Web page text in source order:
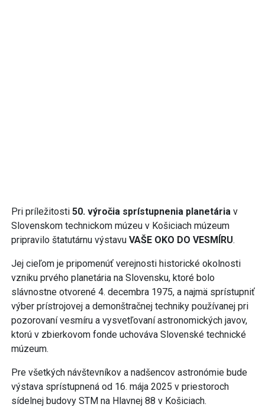
Pri príležitosti 50. výročia sprístupnenia planetária v
Slovenskom technickom múzeu v Košiciach múzeum
pripravilo štatutárnu výstavu VAŠE OKO DO VESMÍRU.
Jej cieľom je pripomenúť verejnosti historické okolnosti
vzniku prvého planetária na Slovensku, ktoré bolo
slávnostne otvorené 4. decembra 1975, a najmä sprístupniť
výber prístrojovej a demonštračnej techniky používanej pri
pozorovaní vesmíru a vysvetľovaní astronomických javov,
ktorú v zbierkovom fonde uchováva Slovenské technické
múzeum.
Pre všetkých návštevníkov a nadšencov astronómie bude
výstava sprístupnená od 16. mája 2025 v priestoroch
sídelnej budovy STM na Hlavnej 88 v Košiciach.